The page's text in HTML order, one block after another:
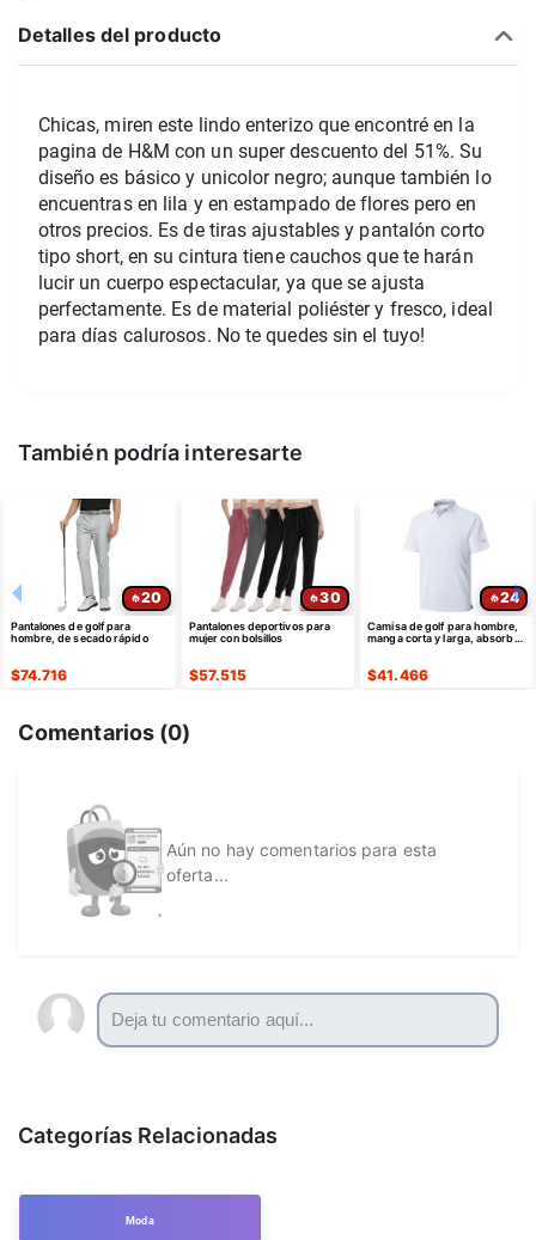
Detalles del producto
Chicas, miren este lindo enterizo que encontré en la
pagina de H&M con un super descuento del 51%. Su
diseño es básico y unicolor negro; aunque también lo
encuentras en lila y en estampado de flores pero en
otros precios. Es de tiras ajustables y pantalón corto
tipo short, en su cintura tiene cauchos que te harán
lucir un cuerpo espectacular, ya que se ajusta
perfectamente. Es de material poliéster y fresco, ideal
para días calurosos. No te quedes sin el tuyo!
También podría interesarte
20
Pantalones de golf para
hombre, de secado rápido
$74.716
30
Pantalones deportivos para
mujer con bolsillos
$57.515
24
Camisa de golf para hombre,
manga corta y larga, absorbe
$41.466
Comentarios (0)
Aún no hay comentarios para esta
oferta...
Categorías Relacionadas
Moda